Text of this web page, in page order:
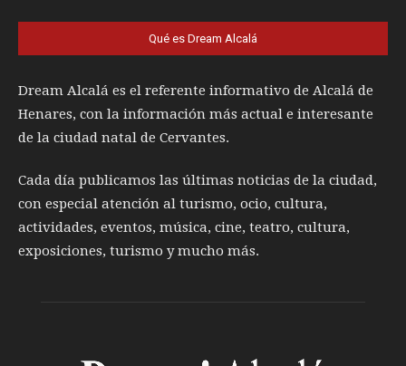
Qué es Dream Alcalá
Dream Alcalá es el referente informativo de Alcalá de
Henares, con la información más actual e interesante
de la ciudad natal de Cervantes.
Cada día publicamos las últimas noticias de la ciudad,
con especial atención al turismo, ocio, cultura,
actividades, eventos, música, cine, teatro, cultura,
exposiciones, turismo y mucho más.